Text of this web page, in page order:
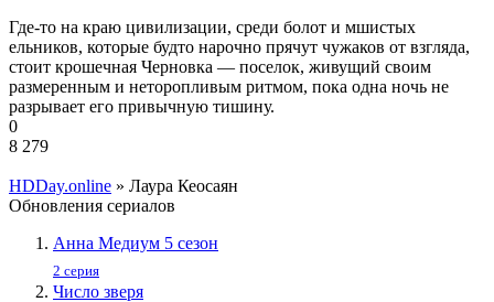
Где-то на краю цивилизации, среди болот и мшистых
ельников, которые будто нарочно прячут чужаков от взгляда,
стоит крошечная Черновка — поселок, живущий своим
размеренным и неторопливым ритмом, пока одна ночь не
разрывает его привычную тишину.
0
8 279
HDDay.online » Лаура Кеосаян
Обновления сериалов
Анна Медиум 5 сезон
2 серия
Число зверя